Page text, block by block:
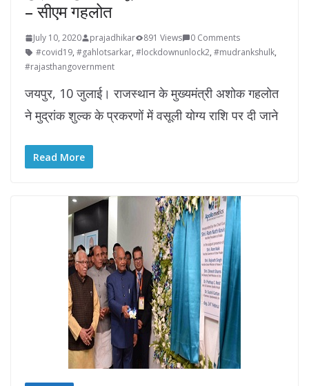
– सीएम गहलोत
July 10, 2020 prajadhikar 891 Views
0 Comments
#covid19, #gahlotsarkar, #lockdownunlock2, #mudrankshulk,
#rajasthangovernment
जयपुर, 10 जुलाई। राजस्थान के मुख्यमंत्री अशोक गहलोत
ने मुद्रांक शुल्क के प्रकरणों में वसूली योग्य राशि पर दी जाने
Read More